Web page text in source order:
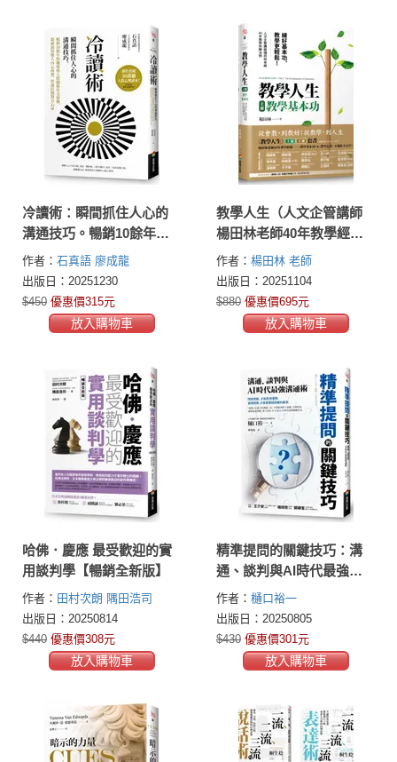
冷讀術：瞬間抓住人心的
溝通技巧。暢銷10餘年的
職場與人際關係社交寶
典，精確洞察他人內心所
想，快速打開對方心扉
【銷售突破30萬冊人際心
理讀本】
作者： 石真語 廖成龍
出版日：20251230
$450 優惠價315元
放入購物車
教學人生（人文企管講師
楊田林老師40年教學經驗
總整理，《教學基本功》+
《教學心法》，套組不單
售）
作者： 楊田林 老師
出版日：20251104
$880 優惠價695元
放入購物車
哈佛．慶應 最受歡迎的實
用談判學【暢銷全新版】
作者： 田村次朗 隅田浩司
出版日：20250814
$440 優惠價308元
放入購物車
精準提問的關鍵技巧：溝
通、談判與AI時代最強溝
通術
作者： 樋口裕一
出版日：20250805
$430 優惠價301元
放入購物車